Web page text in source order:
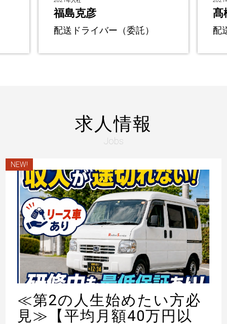
福島克彦
配送ドライバー（委託）
髙
配
求人情報
Jobs
NEW!
≪第2の人生始めたい方必
見≫【平均月額40万円以